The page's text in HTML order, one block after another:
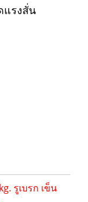
แรงสั่น
รูเบรก เข็น